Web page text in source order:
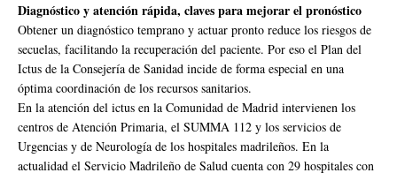
Diagnóstico y atención rápida, claves para mejorar el pronóstico
Obtener un diagnóstico temprano y actuar pronto reduce los riesgos de
secuelas, facilitando la recuperación del paciente. Por eso el Plan del
Ictus de la Consejería de Sanidad incide de forma especial en una
óptima coordinación de los recursos sanitarios.
En la atención del ictus en la Comunidad de Madrid intervienen los
centros de Atención Primaria, el SUMMA 112 y los servicios de
Urgencias y de Neurología de los hospitales madrileños. En la
actualidad el Servicio Madrileño de Salud cuenta con 29 hospitales con